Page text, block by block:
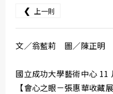
❮ 上一則
文／翁藍莉 圖／陳正明
國立成功大學藝術中心 11
【會心之眼－張惠華收藏